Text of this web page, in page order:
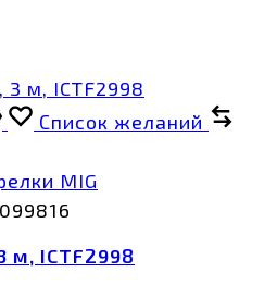
Список желаний
MIG
м, ICTF2998